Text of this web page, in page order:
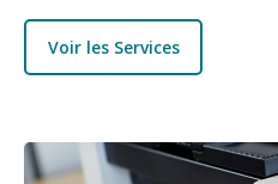
Voir les Services
Image